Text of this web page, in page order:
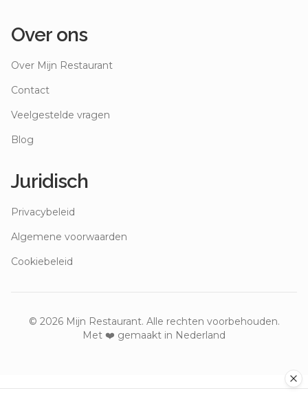
Over ons
Over Mijn Restaurant
Contact
Veelgestelde vragen
Blog
Juridisch
Privacybeleid
Algemene voorwaarden
Cookiebeleid
© 2026Mijn Restaurant. Alle rechten voorbehouden.
Met ❤️ gemaakt in Nederland